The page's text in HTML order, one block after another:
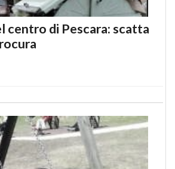
centro di Pescara: scatta